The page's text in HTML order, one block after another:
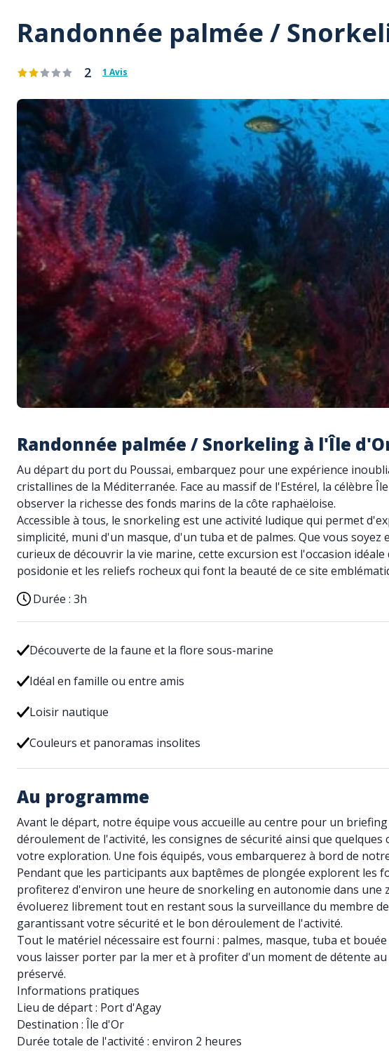
Randonnée palmée /
2 1 Avis
Randonnée palmée / Snorkeling à l'Île
Au départ du port du Poussai, embarquez pour une expérience
cristallines de la Méditerranée. Face au massif de l'Estérel, la célèbre
observer la richesse des fonds marins de la côte raphaëloise.
Accessible à tous, le snorkeling est une activité ludique qui permet
simplicité, muni d'un masque, d'un tuba et de palmes. Que vous
curieux de découvrir la vie marine, cette excursion est l'occasion
posidonie et les reliefs rocheux qui font la beauté de ce site
Durée : 3h
Découverte de la faune et la flore sous-marine
Idéal en famille ou entre amis
Loisir nautique
Couleurs et panoramas insolites
Au programme
Avant le départ, notre équipe vous accueille au centre pour un
déroulement de l'activité, les consignes de sécurité ainsi que
votre exploration. Une fois équipés, vous embarquerez à bord de
Pendant que les participants aux baptêmes de plongée explorent les
profiterez d'environ une heure de snorkeling en autonomie dans une
évoluerez librement tout en restant sous la surveillance du membre
garantissant votre sécurité et le bon déroulement de l'activité.
Tout le matériel nécessaire est fourni : palmes, masque, tuba et
vous laisser porter par la mer et à profiter d'un moment de détente
préservé.
Informations pratiques
Lieu de départ : Port d'Agay
Destination : Île d'Or
Durée totale de l'activité : environ 2 heures